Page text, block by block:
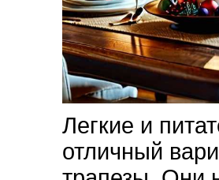
Легкие и
отличный